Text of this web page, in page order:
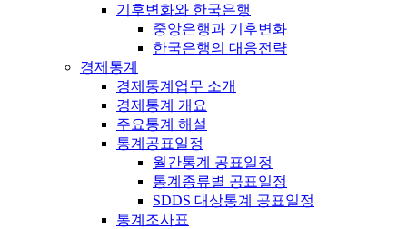
기후변화와 한국은행
중앙은행과 기후변화
한국은행의 대응전략
경제통계
경제통계업무 소개
경제통계 개요
주요통계 해설
통계공표일정
월간통계 공표일정
통계종류별 공표일정
SDDS 대상통계 공표일정
통계조사표